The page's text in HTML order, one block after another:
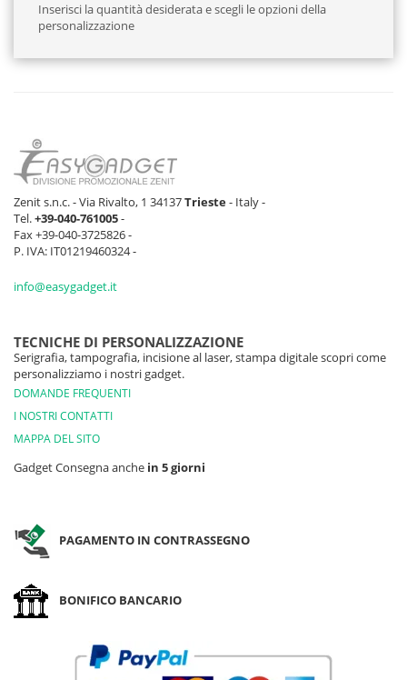
Inserisci la quantità desiderata e scegli le opzioni della
personalizzazione
Zenit s.n.c. - Via Rivalto, 1 34137Trieste- Italy -
Tel.+39-040-761005-
Fax +39-040-3725826 -
P. IVA: IT01219460324 -
info@easygadget.it
TECNICHE DI PERSONALIZZAZIONE
Serigrafia, tampografia, incisione al laser, stampa digitale scopri come
personalizziamo i nostri gadget.
DOMANDE FREQUENTI
I NOSTRI CONTATTI
MAPPA DEL SITO
Gadget Consegna anche in 5 giorni
PAGAMENTO IN CONTRASSEGNO
BONIFICO BANCARIO